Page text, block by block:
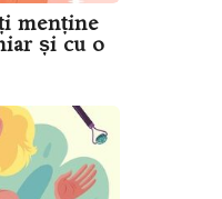
menține
și cu o